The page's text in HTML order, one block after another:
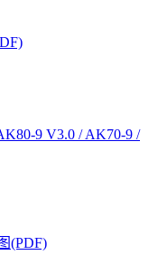
9 V3.0 / AK70-9 /
(PDF)